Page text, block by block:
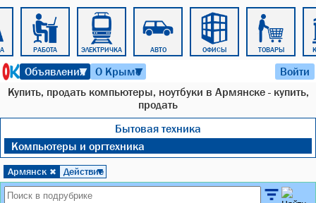
РАБОТА ЭЛЕКТРИЧКА АВТО ОФИСЫ ТОВАРЫ
Объявления
▼ О Крыме
▼ Войти
Купить, продать компьютеры, ноутбуки в Армянске - купить,
продать
Бытовая техника
Компьютеры и оргтехника
Армянск ✖ Действие
▼